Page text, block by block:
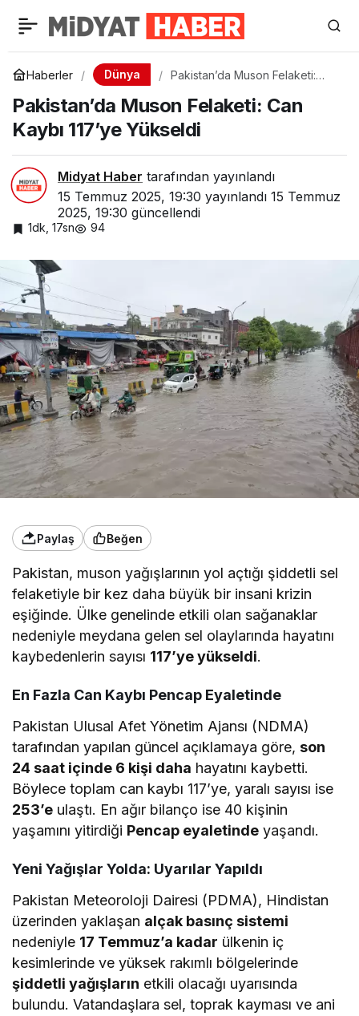
Haberler Dünya
Pakistan’da Muson Felaketi:
Pakistan’da Muson Felaketi: Can
Kaybı 117’ye Yükseldi
Midyat Haber tarafından yayınlandı
15 Temmuz 2025, 19:30 yayınlandı 15 Temmuz
2025, 19:30 güncellendi
1dk, 17sn 94
Paylaş Beğen
Pakistan, muson yağışlarının yol açtığı şiddetli sel
felaketiyle bir kez daha büyük bir insani krizin
eşiğinde. Ülke genelinde etkili olan sağanaklar
nedeniyle meydana gelen sel olaylarında hayatını
kaybedenlerin sayısı 117’ye yükseldi.
En Fazla Can Kaybı Pencap Eyaletinde
Pakistan Ulusal Afet Yönetim Ajansı (NDMA)
tarafından yapılan güncel açıklamaya göre,son
24 saat içinde 6 kişi daha hayatını kaybetti.
Böylece toplam can kaybı 117’ye, yaralı sayısı ise
253’e ulaştı. En ağır bilanço ise 40 kişinin
yaşamını yitirdiği Pencap eyaletinde yaşandı.
Yeni Yağışlar Yolda: Uyarılar Yapıldı
Pakistan Meteoroloji Dairesi (PDMA), Hindistan
üzerinden yaklaşan alçak basınç sistemi
nedeniyle 17 Temmuz’a kadar ülkenin iç
kesimlerinde ve yüksek rakımlı bölgelerinde
şiddetli yağışların etkili olacağı uyarısında
bulundu. Vatandaşlara sel, toprak kayması ve ani